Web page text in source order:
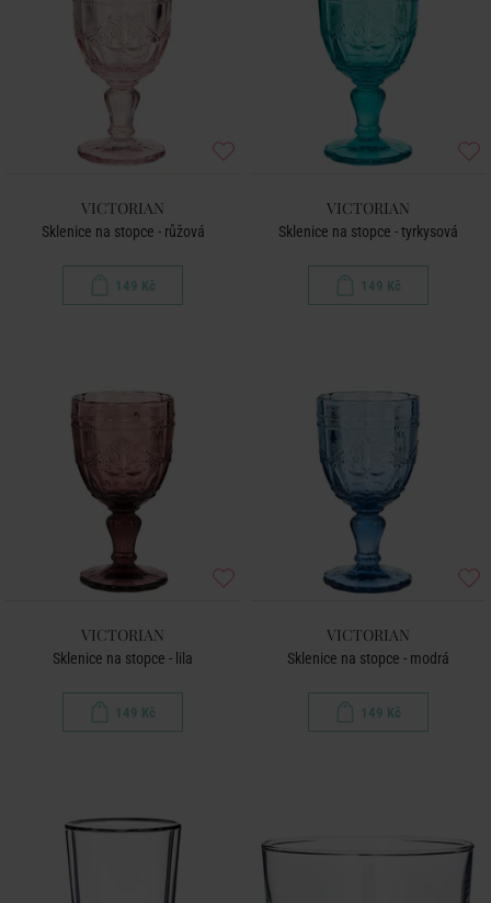
VICTORIAN
Sklenice na stopce - růžová
149 Kč
VICTORIAN
Sklenice na stopce - tyrkysová
149 Kč
VICTORIAN
Sklenice na stopce - lila
149 Kč
VICTORIAN
Sklenice na stopce - modrá
149 Kč